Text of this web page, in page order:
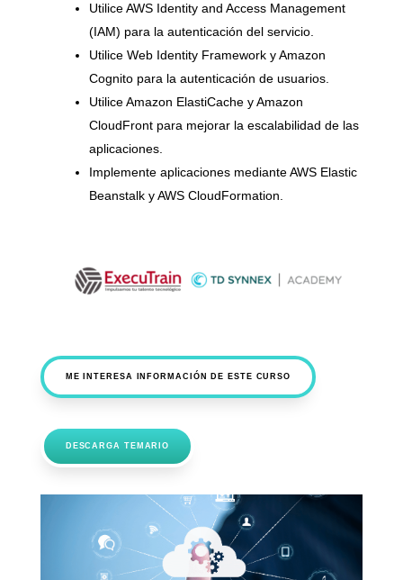
Utilice AWS Identity and Access Management
(IAM) para la autenticación del servicio.
Utilice Web Identity Framework y Amazon
Cognito para la autenticación de usuarios.
Utilice Amazon ElastiCache y Amazon
CloudFront para mejorar la escalabilidad de las
aplicaciones.
Implemente aplicaciones mediante AWS Elastic
Beanstalk y AWS CloudFormation.
ME INTERESA INFORMACIÓN DE ESTE CURSO
DESCARGA TEMARIO